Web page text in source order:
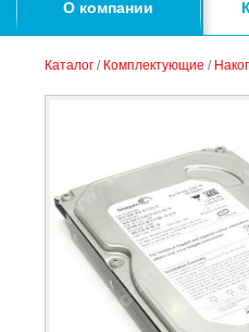
О компании
Каталог / Комплектующие /